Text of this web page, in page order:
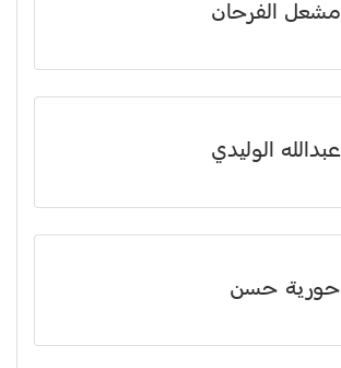
مشعل الفرحان
عبدالله الوليدي
حورية حسن